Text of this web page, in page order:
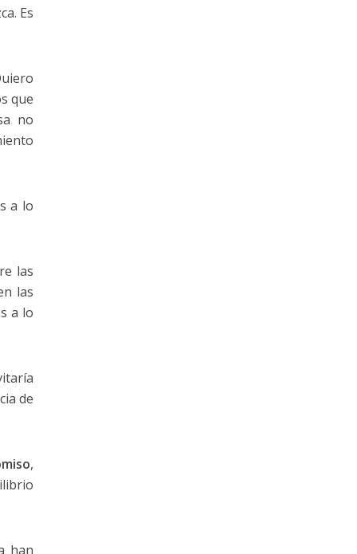
Es
que
no
a lo
las
las
a lo
de
,
han